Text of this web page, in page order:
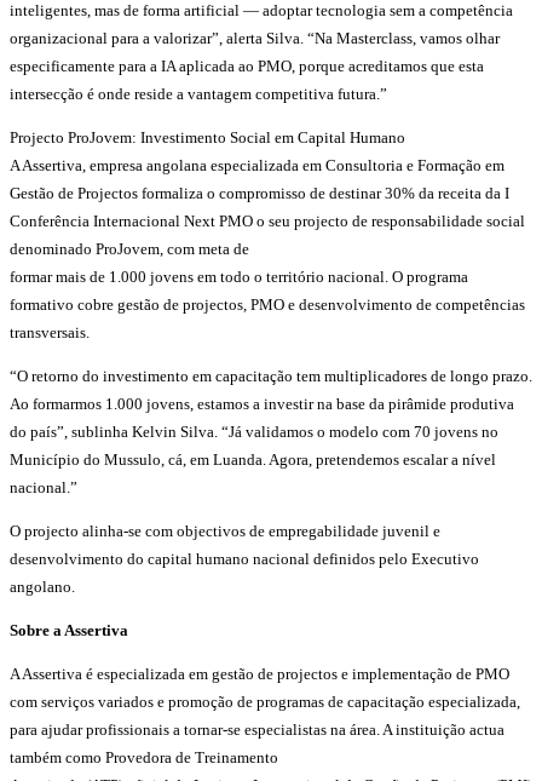
inteligentes, mas de forma artificial — adoptar tecnologia sem a competência
organizacional para a valorizar”, alerta Silva. “Na Masterclass, vamos olhar
especificamente para a IA aplicada ao PMO, porque acreditamos que esta
intersecção é onde reside a vantagem competitiva futura.”
Projecto ProJovem: Investimento Social em Capital Humano
A Assertiva, empresa angolana especializada em Consultoria e Formação em
Gestão de Projectos formaliza o compromisso de destinar 30% da receita da I
Conferência Internacional Next PMO o seu projecto de responsabilidade social
denominado ProJovem, com meta de
formar mais de 1.000 jovens em todo o território nacional. O programa
formativo cobre gestão de projectos, PMO e desenvolvimento de competências
transversais.
“O retorno do investimento em capacitação tem multiplicadores de longo prazo.
Ao formarmos 1.000 jovens, estamos a investir na base da pirâmide produtiva
do país”, sublinha Kelvin Silva. “Já validamos o modelo com 70 jovens no
Município do Mussulo, cá, em Luanda. Agora, pretendemos escalar a nível
nacional.”
O projecto alinha-se com objectivos de empregabilidade juvenil e
desenvolvimento do capital humano nacional definidos pelo Executivo
angolano.
Sobre a Assertiva
A Assertiva é especializada em gestão de projectos e implementação de PMO
com serviços variados e promoção de programas de capacitação especializada,
para ajudar profissionais a tornar-se especialistas na área. A instituição actua
também como Provedora de Treinamento